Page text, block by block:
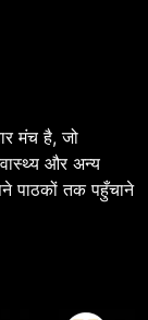
मंच है, जो
और अन्य
पाठकों तक पहुँचाने